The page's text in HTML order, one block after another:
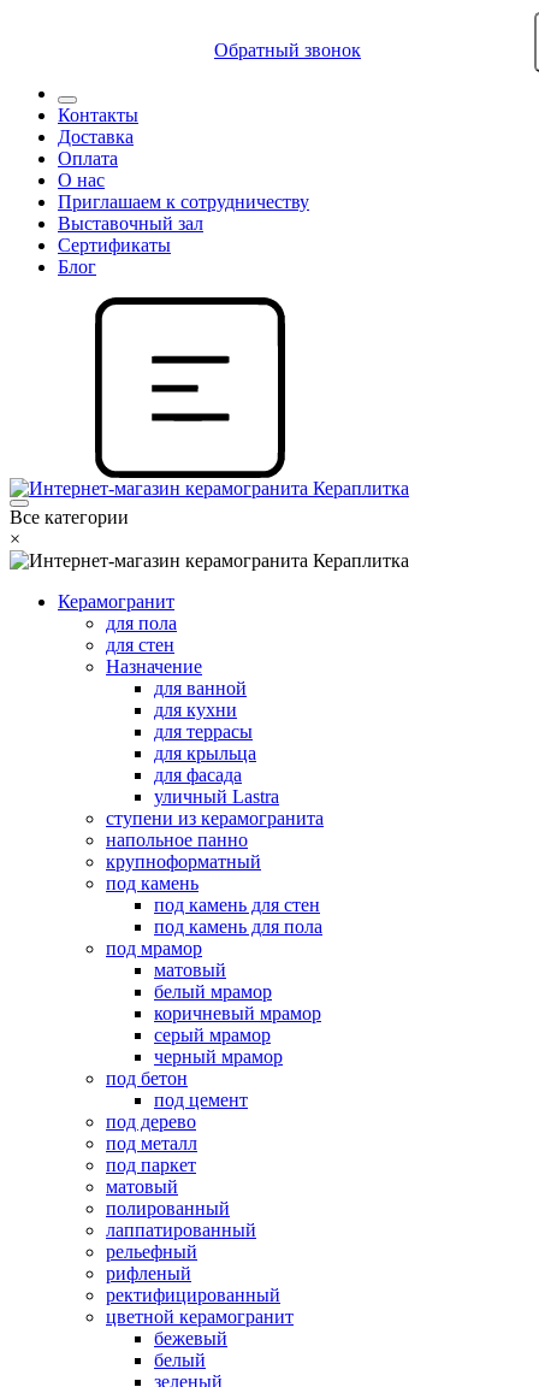
Обратный звонок
Контакты
Доставка
Оплата
О нас
Приглашаем к сотрудничеству
Выставочный зал
Сертификаты
Блог
Все категории
×
Керамогранит
для пола
для стен
Назначение
для ванной
для кухни
для террасы
для крыльца
для фасада
уличный Lastra
ступени из керамогранита
напольное панно
крупноформатный
под камень
под камень для стен
под камень для пола
под мрамор
матовый
белый мрамор
коричневый мрамор
серый мрамор
черный мрамор
под бетон
под цемент
под дерево
под металл
под паркет
матовый
полированный
лаппатированный
рельефный
рифленый
ректифицированный
цветной керамогранит
бежевый
белый
зеленый